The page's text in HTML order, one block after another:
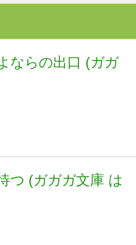
ならの出口 (ガガ
つ (ガガガ文庫 は